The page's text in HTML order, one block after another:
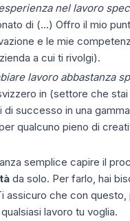
nel lavoro
di (...) Offro il mio
e le mie
a cui ti rivolgi).
lavoro abbastanza
in (settore che stai
di successo in una
per qualcuno pieno di
semplice capire il
da solo. Per farlo, hai
assicuro che con questo,
lavoro tu voglia.